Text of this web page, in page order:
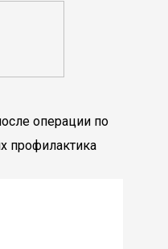
операции по
профилактика